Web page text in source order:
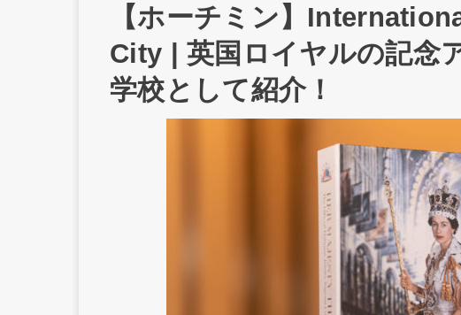
【ホーチミン】
City | 英国ロイヤルの記念
学校として紹介！